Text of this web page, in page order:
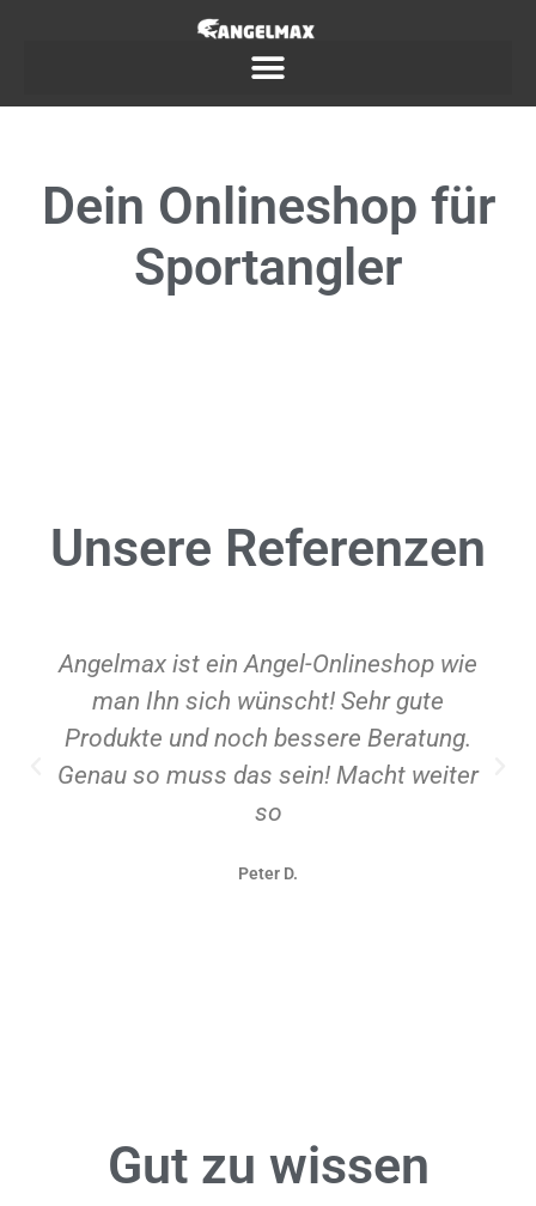
Dein Onlineshop für
Sportangler
Unsere Referenzen
Angelmax ist ein Angel-Onlineshop wie
man Ihn sich wünscht! Sehr gute
Produkte und noch bessere Beratung.
Genau so muss das sein! Macht weiter
so
Peter D.
Gut zu wissen